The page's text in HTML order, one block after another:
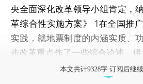
央全面深化改革领导小组肯定，
革综合性实施方案》 1在全国推
实践，就地票制度的内涵实质、
步改革重点作了一些综合论述，供
本文共计9328字 订阅后继